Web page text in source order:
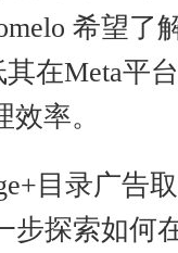
希望了
在Meta平
率。
目录广告
步探索如何